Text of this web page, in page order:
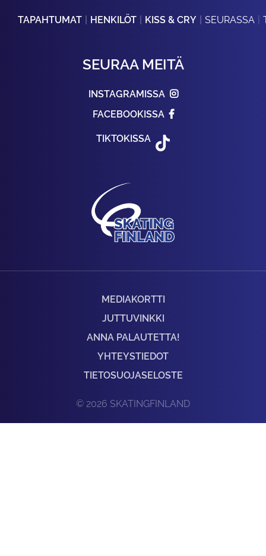
TAPAHTUMAT HENKILÖT KISS & CRY SEURASSA
SEURAA MEITÄ
INSTAGRAMISSA
FACEBOOKISSA
TIKTOKISSA
MEDIAKORTTI
JUTTUVINKKI
ANNA PALAUTETTA!
YHTEYSTIEDOT
TIETOSUOJASELOSTE
© 2026 SKATINGFINLAND